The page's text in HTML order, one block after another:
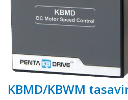
KBMD/KBWM